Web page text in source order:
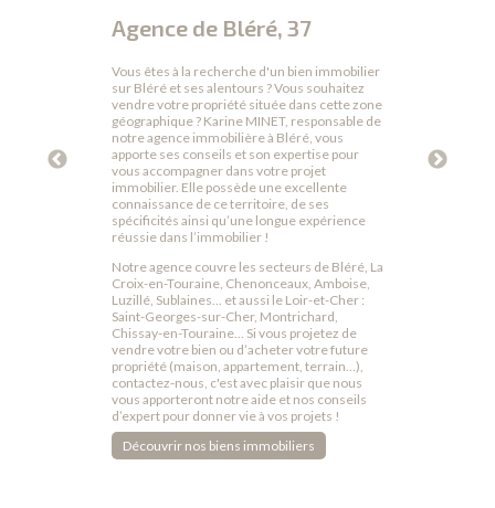
Agence de Bléré, 37
Vous êtes à la recherche d'un bien immobilier
sur Bléré et ses alentours ? Vous souhaitez
vendre votre propriété située dans cette zone
géographique ? Karine MINET, responsable de
notre agence immobilière à Bléré, vous
apporte ses conseils et son expertise pour
vous accompagner dans votre projet
immobilier. Elle possède une excellente
connaissance de ce territoire, de ses
spécificités ainsi qu’une longue expérience
réussie dans l’immobilier !
Notre agence couvre les secteurs de Bléré, La
Croix-en-Touraine, Chenonceaux, Amboise,
Luzillé, Sublaines... et aussi le Loir-et-Cher :
Saint-Georges-sur-Cher, Montrichard,
Chissay-en-Touraine... Si vous projetez de
vendre votre bien ou d’acheter votre future
propriété (maison, appartement, terrain…),
contactez-nous, c'est avec plaisir que nous
vous apporteront notre aide et nos conseils
d’expert pour donner vie à vos projets !
Découvrir nos biens immobiliers